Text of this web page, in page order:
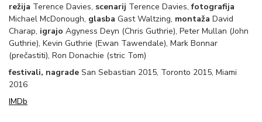
režija Terence Davies, scenarij Terence Davies,fotografija
Michael McDonough, glasba Gast Waltzing, montaža David
Charap, igrajo Agyness Deyn (Chris Guthrie), Peter Mullan (John
Guthrie), Kevin Guthrie (Ewan Tawendale), Mark Bonnar
(prečastiti), Ron Donachie (stric Tom)
festivali, nagrade San Sebastian 2015, Toronto 2015, Miami
2016
IMDb